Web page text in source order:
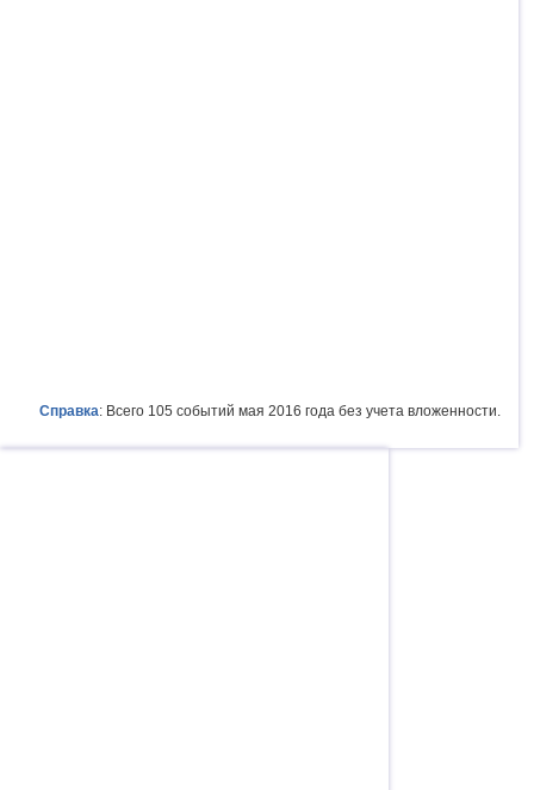
Справка: Всего 105 событий мая 2016 года без учета вложенности.